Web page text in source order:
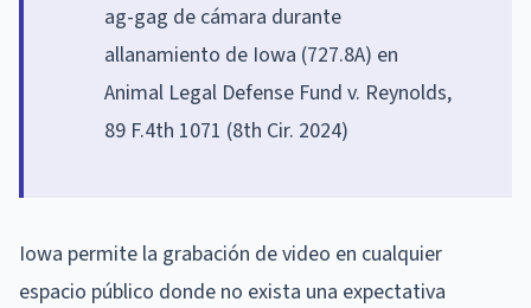
ag-gag de cámara durante
allanamiento de Iowa (727.8A) en
Animal Legal Defense Fund v. Reynolds,
89 F.4th 1071 (8th Cir. 2024)
Iowa permite la grabación de video en cualquier
espacio público donde no exista una expectativa